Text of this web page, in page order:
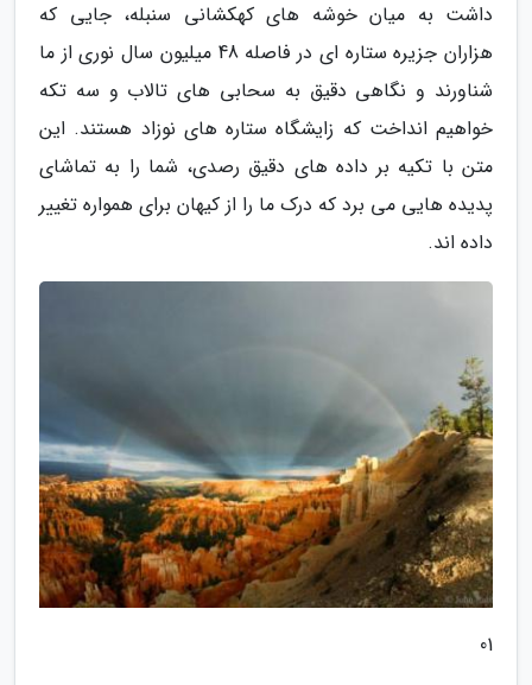
داشت به میان خوشه های کهکشانی سنبله، جایی که
هزاران جزیره ستاره ای در فاصله 48 میلیون سال نوری از ما
شناورند و نگاهی دقیق به سحابی های تالاب و سه تکه
خواهیم انداخت که زایشگاه ستاره های نوزاد هستند. این
متن با تکیه بر داده های دقیق رصدی، شما را به تماشای
پدیده هایی می برد که درک ما را از کیهان برای همواره تغییر
داده اند.
01